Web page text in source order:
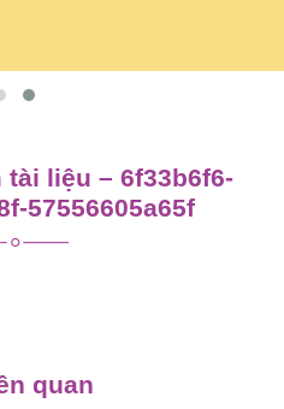
liệu – 6f33b6f6-
57556605a65f
quan